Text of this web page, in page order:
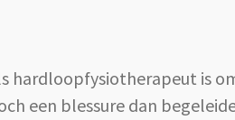
hardloopfysiotherapeut is
een blessure dan